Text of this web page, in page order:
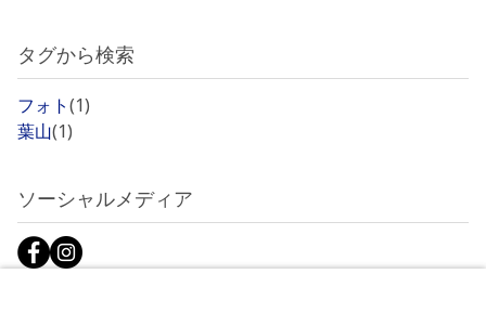
タグから検索
フォト(1)
葉山(1)
ソーシャルメディア